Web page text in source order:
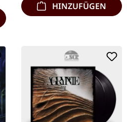
HINZUFÜGEN